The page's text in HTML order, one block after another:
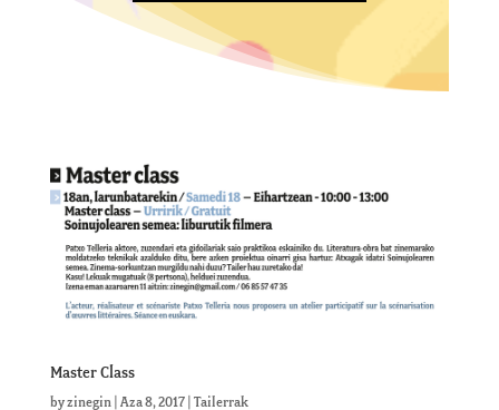
Master Class
byzinegin| Aza 8, 2017| Tailerrak